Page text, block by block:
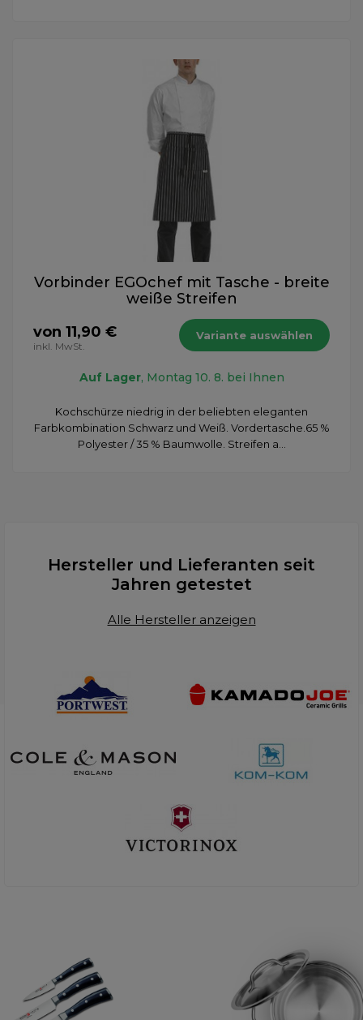
Vorbinder EGOchef mit Tasche - breite
weiße Streifen
von 11,90 €
inkl. MwSt.
Variante auswählen
Auf Lager, Montag 10. 8. bei Ihnen
Kochschürze niedrig in der beliebten eleganten
Farbkombination Schwarz und Weiß. Vordertasche.65 %
Polyester / 35 % Baumwolle. Streifen a...
Hersteller und Lieferanten seit
Jahren getestet
Alle Hersteller anzeigen